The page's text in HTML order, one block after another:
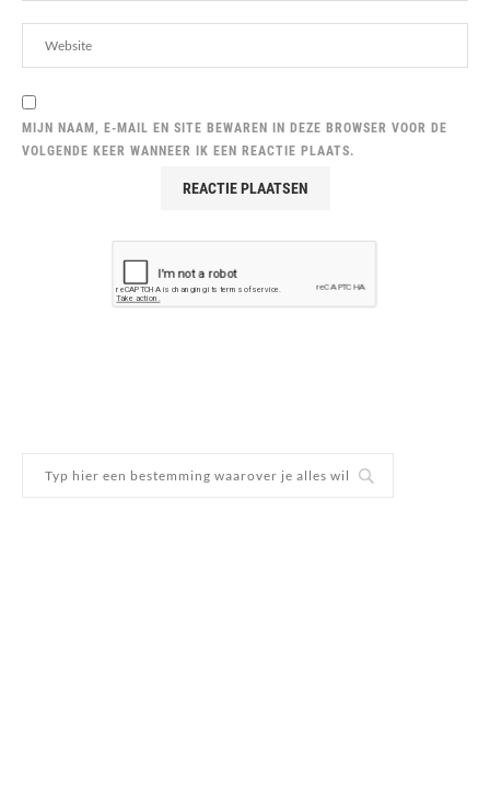
MIJN NAAM, E-MAIL EN SITE BEWAREN IN DEZE BROWSER VOOR DE
VOLGENDE KEER WANNEER IK EEN REACTIE PLAATS.